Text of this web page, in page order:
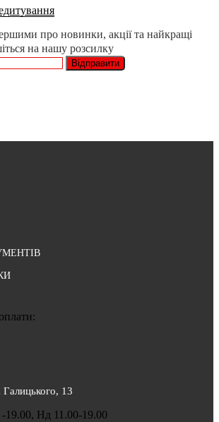
про новинки, акції та найкращі
на нашу розсилку
Відправити
13
19.00, Нд 11.00-19.00